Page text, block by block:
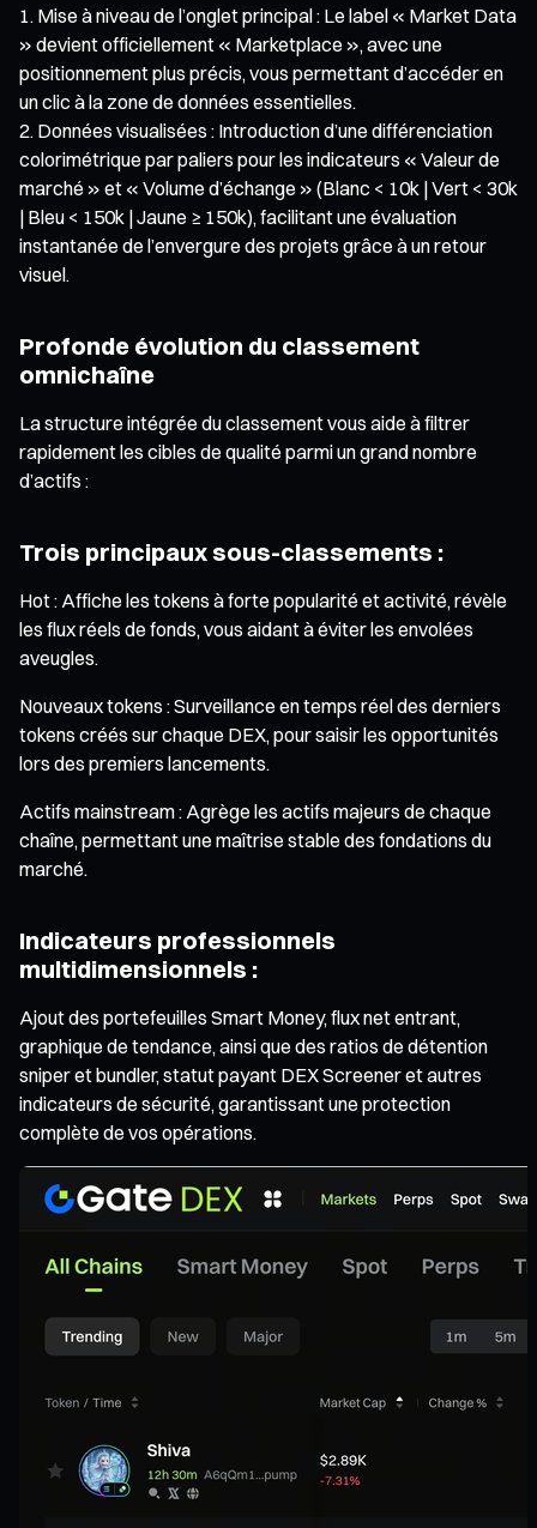
Mise à niveau de l’onglet principal : Le label « Market Data
» devient officiellement « Marketplace », avec une
positionnement plus précis, vous permettant d’accéder en
un clic à la zone de données essentielles.
Données visualisées : Introduction d’une différenciation
colorimétrique par paliers pour les indicateurs « Valeur de
marché » et « Volume d’échange » (Blanc < 10k | Vert < 30k
| Bleu < 150k | Jaune ≥ 150k), facilitant une évaluation
instantanée de l’envergure des projets grâce à un retour
visuel.
Profonde évolution du classement
omnichaîne
La structure intégrée du classement vous aide à filtrer
rapidement les cibles de qualité parmi un grand nombre
d’actifs :
Trois principaux sous-classements :
Hot : Affiche les tokens à forte popularité et activité, révèle
les flux réels de fonds, vous aidant à éviter les envolées
aveugles.
Nouveaux tokens : Surveillance en temps réel des derniers
tokens créés sur chaque DEX, pour saisir les opportunités
lors des premiers lancements.
Actifs mainstream : Agrège les actifs majeurs de chaque
chaîne, permettant une maîtrise stable des fondations du
marché.
Indicateurs professionnels
multidimensionnels :
Ajout des portefeuilles Smart Money, flux net entrant,
graphique de tendance, ainsi que des ratios de détention
sniper et bundler, statut payant DEX Screener et autres
indicateurs de sécurité, garantissant une protection
complète de vos opérations.